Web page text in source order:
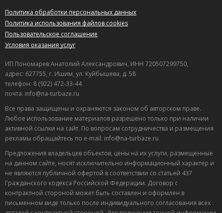
Политика обработки персональных данных
Политика использования файлов cookies
Пользовательское соглашение
Условия оказания услуг
ИП Пономарев Анатолий Александрович, ИНН 720507299750,
адрес: 627755, г. Ишим, ул. Куйбышева, д. 58
телефон: 8 (922) 472-33-44
почта: info@na-turbaze.ru
Все права защищены и охраняются законом об авторском праве.
Любое использование материалов разрешено только при наличии
активной ссылки на сайт. По вопросам сотрудничества и размещения
рекламы обращайтесь по e-mail: info@na-turbaze.ru
Предложения владельцев объектов, цены на их услуги, размещенные
на данном сайте, носят исключительно информационный характер и
не являются публичной офертой в соответствии со статьей 437
Гражданского кодекса Российской Федерации. Договор с
контрактной стороной может быть составлен и оформлен в
письменном виде только после индивидуального согласования всех